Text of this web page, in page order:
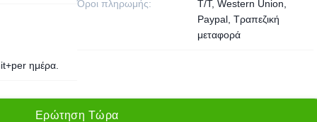
Όροι πληρωμής:
T/T, Western Union,
Paypal, Τραπεζική
μεταφορά
ημέρα.
Ερώτηση Τώρα